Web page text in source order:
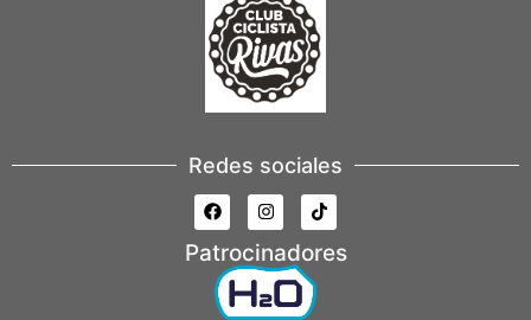
Redes sociales
Patrocinadores